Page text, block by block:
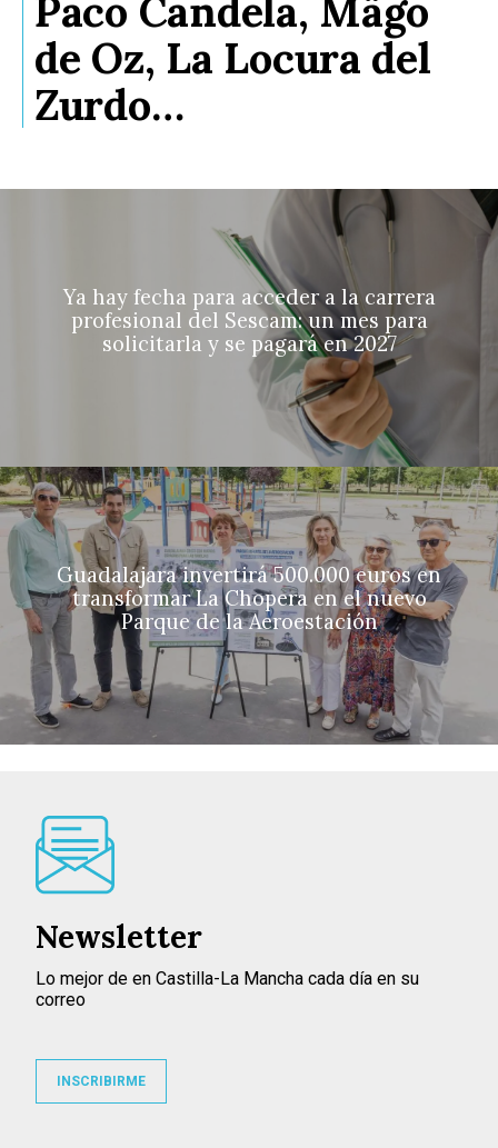
Paco Candela, Mägo
de Oz, La Locura del
Zurdo…
Ya hay fecha para acceder a la carrera
profesional del Sescam: un mes para
solicitarla y se pagará en 2027
Guadalajara invertirá 500.000 euros en
transformar La Chopera en el nuevo
Parque de la Aeroestación
Newsletter
Lo mejor de en Castilla-La Mancha cada día en su
correo
INSCRIBIRME